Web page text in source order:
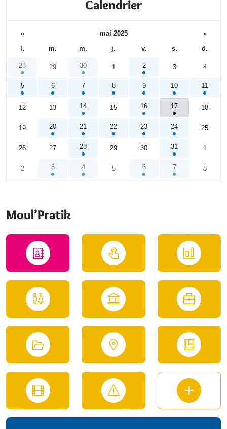
Calendrier
« mai 2025
»
l.
m. m. j. v. s. d.
28 29 30 1 2 3 4
5 6 7 8 9 10 11
12 13 14 15 16 17 18
19 20 21 22 23 24 25
26 27 28 29 30 31 1
2 3 4 5 6 7 8
Moul’Pratik